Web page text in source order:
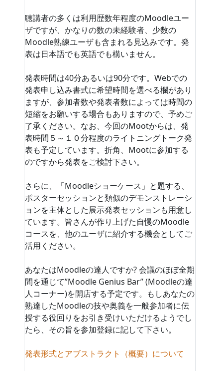
聴講者の多くは利用歴数年程度のMoodleユー
ザですが、かなりの数の未経験者、少数の
Moodle熟練ユーザも含まれる見込みです。発
表は日本語でも英語でも構いません。
発表時間は40分あるいは90分です。Webでの
発表申し込み書式に希望時間を選べる欄があり
ますが、参加者数や発表者数によっては時間の
短縮をお願いする場合もありますので、予めご
了承ください。なお、今回のMootからは、発
表時間５～１０分程度のライトニングトーク発
表も予定しています。折角、Mootに参加する
のですから発表をご検討下さい。
さらに、「Moodleショーケース」と題する、
ポスターセッションと類似のデモンストレーシ
ョンを主体とした展示発表セッションも用意し
ています。皆さんが作り上げた自慢のMoodle
コースを、他のユーザに紹介する機会としてご
活用ください。
あなたはMoodleの達人ですか? 会議のほぼ全期
間を通じて”Moodle Genius Bar” (Moodleの達
人コーナー)を開店する予定です。もしあなたの
熟達したMoodleの技や奥義を一般参加者に伝
授する役回りをお引き受けいただけるようでし
たら、その旨を参加登録に記して下さい。
発表形式とアブストラクト（概要）について